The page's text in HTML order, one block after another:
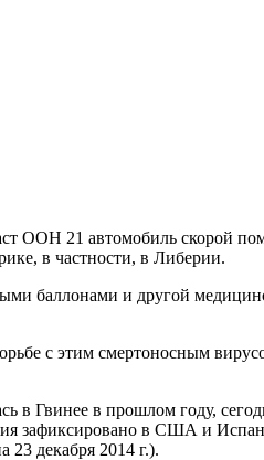
ООН 21 автомобиль скорой
в частности, в Либерии.
баллонами и другой
с этим смертоносным
в Гвинее в прошлом году,
зафиксировано в США и
23 декабря 2014 г.).